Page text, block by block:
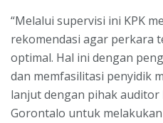
“Melalui supervisi ini KPK
rekomendasi agar perkara
optimal. Hal ini dengan
dan memfasilitasi penyidik
lanjut dengan pihak auditor
Gorontalo untuk